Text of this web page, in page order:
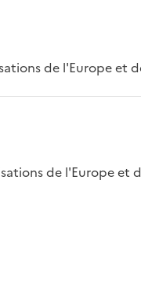
de l'Europe et
de l'Europe et